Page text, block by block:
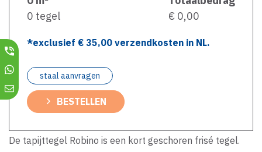
0 tegel
€ 0,00
*exclusief € 35,00 verzendkosten in NL.
staal aanvragen
BESTELLEN
De tapijttegel Robino is een kort geschoren frisé tegel.